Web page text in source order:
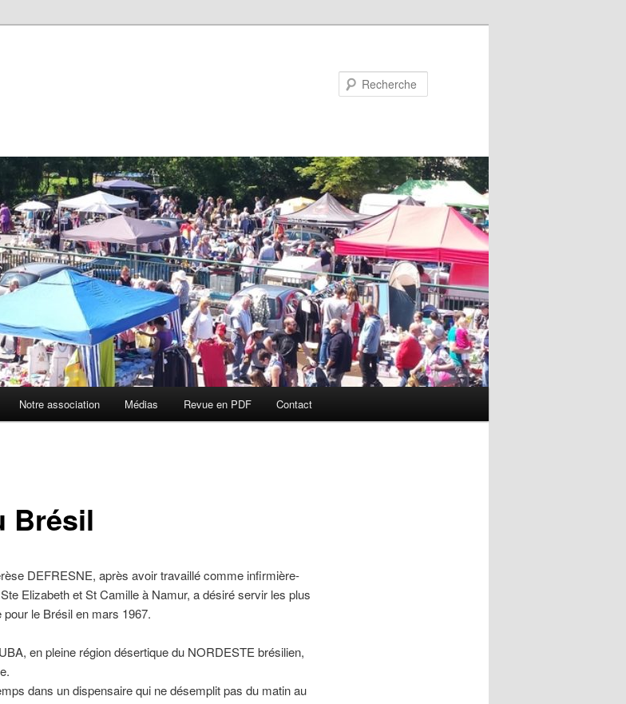
Notre association Médias Revue en PDF Contact
Brésil
DEFRESNE, après avoir travaillé comme infirmière-
Elizabeth et St Camille à Namur, a désiré servir les plus
le Brésil en mars 1967.
en pleine région désertique du NORDESTE brésilien,
dans un dispensaire qui ne désemplit pas du matin au